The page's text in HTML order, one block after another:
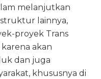
melanjutkan
lainnya,
proyek Trans
akan
dan juga
khususnya di